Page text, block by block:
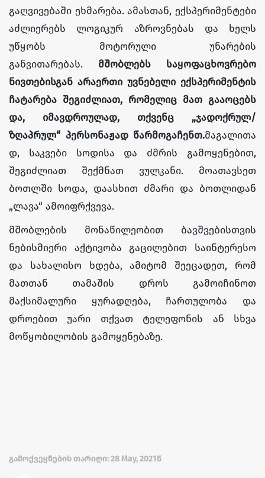
გაღვივებაში ეხმარება. ამასთან, ექსპერიმენტები
აძლიერებს ლოგიკურ აზროვნებას და ხელს
უწყობს მოტორული უნარების
განვითარებას. მშობლებს საყოფაცხოვრებო
ნივთებისგან არაერთი უვნებელი ექსპერიმენტის
ჩატარება შეგიძლიათ, რომელიც მათ გააოცებს
და, იმავდროულად, თქვენც „ჯადოქრულ/
ზღაპრულ“ პერსონაჟად წარმოგაჩენთ.მაგალითა
დ, საკვები სოდისა და ძმრის გამოყენებით,
შეგიძლიათ შექმნათ ვულკანი. მოათავსეთ
ბოთლში სოდა, დაასხით ძმარი და ბოთლიდან
„ლავა“ ამოიფრქვევა.
მშობლების მონაწილეობით ბავშვებისთვის
ნებისმიერი აქტივობა გაცილებით საინტერესო
და სახალისო ხდება, ამიტომ შეეცადეთ, რომ
მათთან თამაშის დროს გამოიჩინოთ
მაქსიმალური ყურადღება, ჩართულობა და
დროებით უარი თქვათ ტელეფონის ან სხვა
მოწყობილობის გამოყენებაზე.
გამოქვეყნების თარიღი: 28 May, 2021წ